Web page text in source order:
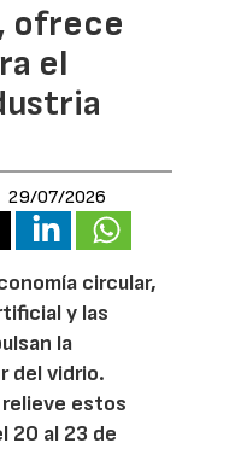
ofrece
el
29/07/2026
circular,
y las
la
del vidrio.
estos
20 al 23 de